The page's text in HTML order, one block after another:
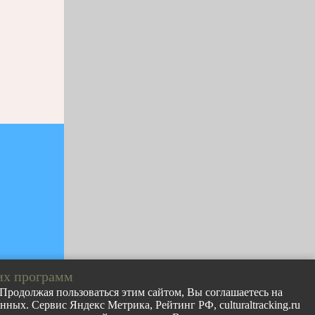
программ
пользоваться этим сайтом, Вы соглашаетесь на
Сервис Яндекс Метрика, Рейтинг РФ, culturaltracking.ru
с сайта